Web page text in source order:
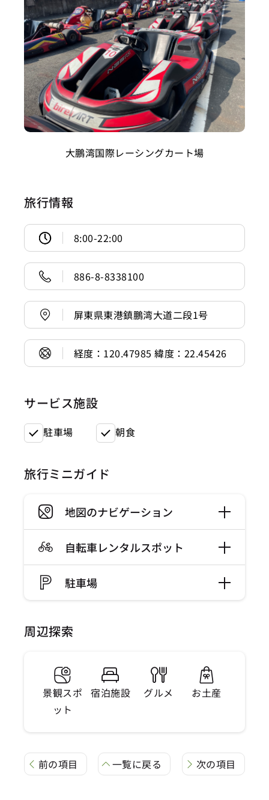
大鵬湾国際レーシングカート場
旅行情報
8:00-22:00
886-8-8338100
屏東県東港鎮鵬湾大道二段1号
経度：120.47985 緯度：22.45426
サービス施設
駐車場 朝食
旅行ミニガイド
地図のナビゲーション
自転車レンタルスポット
駐車場
周辺探索
景観スポ
ット
宿泊施設 グルメ お土産
前の項目 一覧に戻る 次の項目